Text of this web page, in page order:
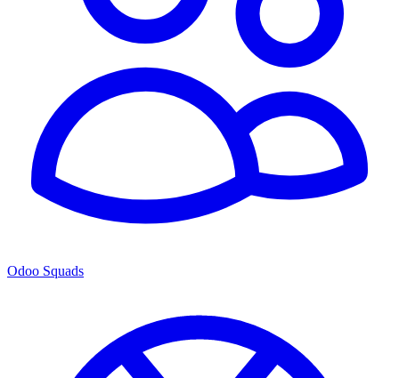
Odoo Squads